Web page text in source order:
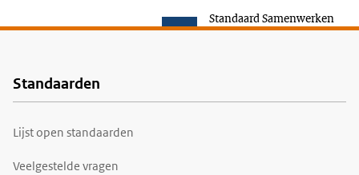
Standaard Samenwerken
Voet
Standaarden
Lijst open standaarden
Veelgestelde vragen